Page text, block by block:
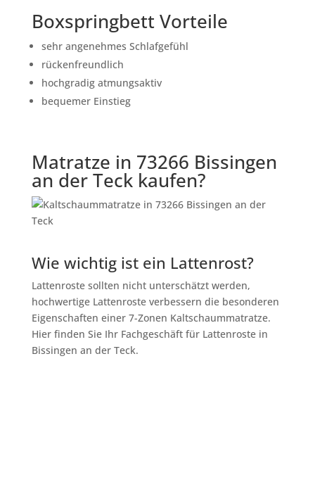
Boxspringbett Vorteile
sehr angenehmes Schlafgefühl
rückenfreundlich
hochgradig atmungsaktiv
bequemer Einstieg
Matratze in 73266 Bissingen
an der Teck kaufen?
Wie wichtig ist ein Lattenrost?
Lattenroste sollten nicht unterschätzt werden,
hochwertige Lattenroste verbessern die besonderen
Eigenschaften einer 7-Zonen Kaltschaummatratze.
Hier finden Sie Ihr Fachgeschäft für Lattenroste in
Bissingen an der Teck.